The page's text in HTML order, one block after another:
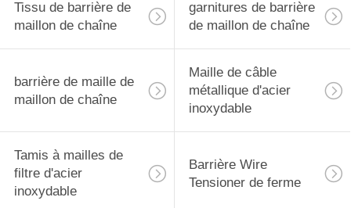
Tissu de barrière de
maillon de chaîne
garnitures de barrière
de maillon de chaîne
barrière de maille de
maillon de chaîne
Maille de câble
métallique d'acier
inoxydable
Tamis à mailles de
filtre d'acier
inoxydable
Barrière Wire
Tensioner de ferme